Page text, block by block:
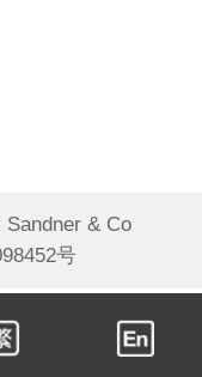
& Co
号